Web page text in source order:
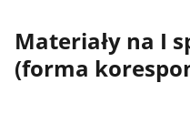
Materiały na I
(forma